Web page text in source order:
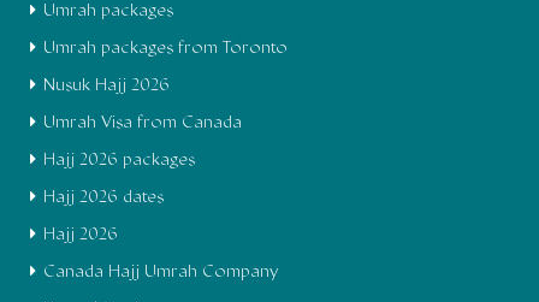
Umrah packages
Umrah packages from Toronto
Nusuk Hajj 2026
Umrah Visa from Canada
Hajj 2026 packages
Hajj 2026 dates
Hajj 2026
Canada Hajj Umrah Company